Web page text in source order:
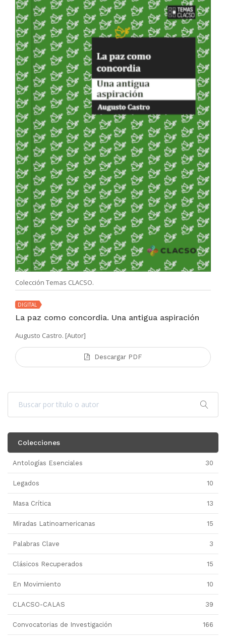
Colección Temas CLACSO.
DIGITAL
La paz como concordia. Una antigua aspiración
Augusto Castro. [Autor]
Descargar PDF
Colecciones
Antologías Esenciales 30
Legados 10
Masa Crítica 13
Miradas Latinoamericanas 15
Palabras Clave 3
Clásicos Recuperados 15
En Movimiento 10
CLACSO-CALAS 39
Convocatorias de Investigación 166